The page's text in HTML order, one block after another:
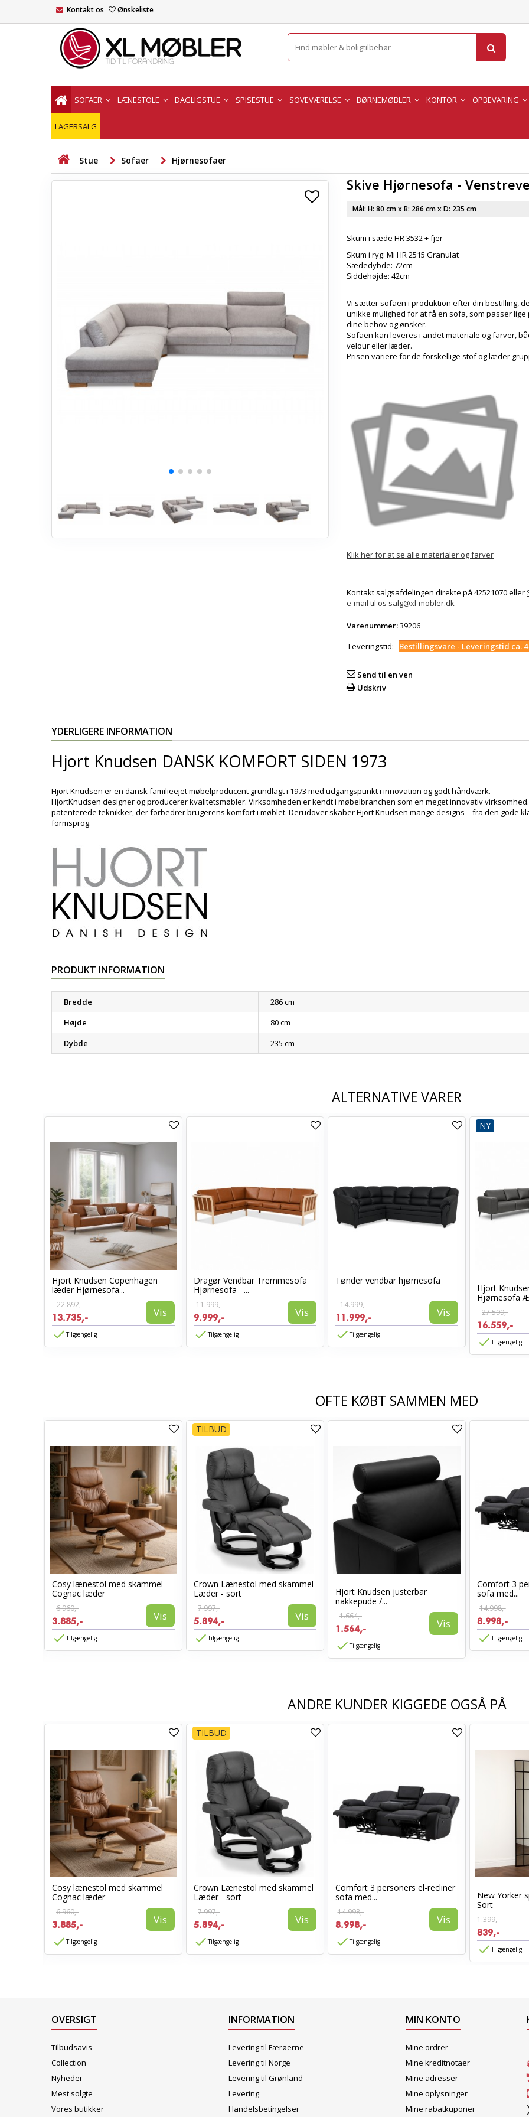
Kontakt os Ønskeliste
SOFAER LÆNESTOLE DAGLIGSTUE SPISESTUE SOVEVÆRELSE BØRNEMØBLER KONTOR OPBEVARING
LAGERSALG
Stue Sofaer Hjørnesofaer
Skive Hjørnesofa -
Mål: H: 80 cmx B: 286 cmx D: 235 cm
Skum i sæde HR 3532 + fjer
Skum i ryg: Mi HR 2515 Granulat
Sædedybde: 72cm
Siddehøjde: 42cm
Vi sætter sofaen i produktion efter din bestilling,
unikke mulighed for at få en sofa, som passer
dine behov og ønsker.
Sofaen kan leveres i andet materiale og farver,
velour eller læder.
Prisen variere for de forskellige stof og læder
Klik her for at se alle materialer og farver
Kontakt salgsafdelingen direkte på 42521070 eller
e-mail til os salg@xl-mobler.dk
Varenummer:39206
Leveringstid:
Bestillingsvare - Leveringstid ca.
Send til en ven
Udskriv
YDERLIGERE INFORMATION
Hjort Knudsen DANSK KOMFORT SIDEN 1973
Hjort Knudsen er en dansk familieejet møbelproducent grundlagt i 1973 med udgangspunkt i innovation og godt håndværk.
HjortKnudsen designer og producerer kvalitetsmøbler. Virksomheden er kendt i møbelbranchen som en meget innovativ
patenterede teknikker, der forbedrer brugerens komfort i møblet. Derudover skaber Hjort Knudsen mange designs – fra den gode
formsprog.
PRODUKT INFORMATION
Bredde
286 cm
Højde
80 cm
Dybde
235 cm
ALTERNATIVE VARER
Hjort Knudsen Copenhagen
læder Hjørnesofa...
22.892,-
13.735,- Vis
Tilgængelig
Dragør Vendbar Tremmesofa
Hjørnesofa –...
11.999,-
9.999,- Vis
Tilgængelig
Tønder vendbar hjørnesofa
14.999,-
11.999,- Vis
Tilgængelig
NY
Hjort
Hjørnesofa
27.599,-
16.559,-
Tilgængelig
OFTE KØBT SAMMEN MED
Cosy lænestol med skammel
Cognac læder
6.960,-
3.885,- Vis
Tilgængelig
TILBUD
Crown Lænestol med skammel
Læder - sort
7.997,-
5.894,- Vis
Tilgængelig
Hjort Knudsen justerbar
nakkepude /...
1.664,-
1.564,- Vis
Tilgængelig
Comfort 3
sofa med...
14.998,-
8.998,-
Tilgængelig
ANDRE KUNDER KIGGEDE OGSÅ PÅ
Cosy lænestol med skammel
Cognac læder
6.960,-
3.885,- Vis
Tilgængelig
TILBUD
Crown Lænestol med skammel
Læder - sort
7.997,-
5.894,- Vis
Tilgængelig
Comfort 3 personers el-recliner
sofa med...
14.998,-
8.998,- Vis
Tilgængelig
New Yorker
Sort
1.399,-
839,-
Tilgængelig
OVERSIGT
Tilbudsavis
Collection
Nyheder
Mest solgte
Vores butikker
INFORMATION
Levering til Færøerne
Levering til Norge
Levering til Grønland
Levering
Handelsbetingelser
MIN KONTO
Mine ordrer
Mine kreditnotaer
Mine adresser
Mine oplysninger
Mine rabatkuponer